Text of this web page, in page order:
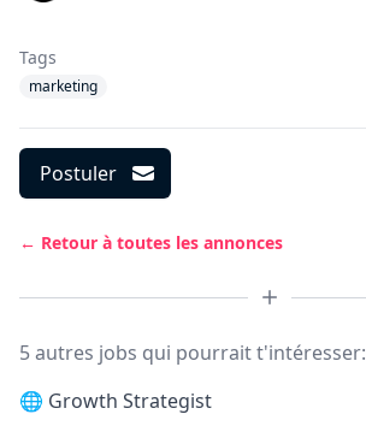
Tags
marketing
Postuler
← Retour à toutes les annonces
5 autres jobs qui pourrait t'intéresser:
🌐 Growth Strategist